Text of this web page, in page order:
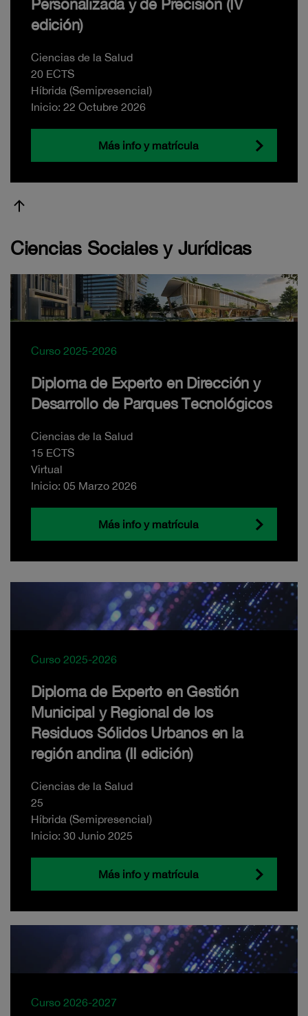
Personalizada y de Precisión (IV
edición)
Ciencias de la Salud
20 ECTS
Híbrida (Semipresencial)
Inicio: 22 Octubre 2026
Más info y matrícula
Ciencias Sociales y Jurídicas
Curso 2025-2026
Diploma de Experto en Dirección y
Desarrollo de Parques Tecnológicos
Ciencias de la Salud
15 ECTS
Virtual
Inicio: 05 Marzo 2026
Más info y matrícula
Curso 2025-2026
Diploma de Experto en Gestión
Municipal y Regional de los
Residuos Sólidos Urbanos en la
región andina (II edición)
Ciencias de la Salud
25
Híbrida (Semipresencial)
Inicio: 30 Junio 2025
Más info y matrícula
Curso 2026-2027